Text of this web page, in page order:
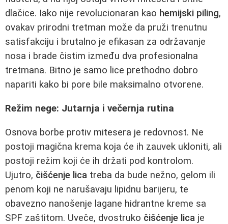
dlačice. Iako nije revolucionaran kao hemijski piling,
ovakav prirodni tretman može da pruži trenutnu
satisfakciju i brutalno je efikasan za održavanje
nosa i brade čistim između dva profesionalna
tretmana. Bitno je samo lice prethodno dobro
napariti kako bi pore bile maksimalno otvorene.
Režim nege: Jutarnja i večernja rutina
Osnova borbe protiv mitesera je redovnost. Ne
postoji magična krema koja će ih zauvek ukloniti, ali
postoji režim koji će ih držati pod kontrolom.
Ujutro, čišćenje lica treba da bude nežno, gelom ili
penom koji ne narušavaju lipidnu barijeru, te
obavezno nanošenje lagane hidrantne kreme sa
SPF zaštitom. Uveče, dvostruko čišćenje lica je